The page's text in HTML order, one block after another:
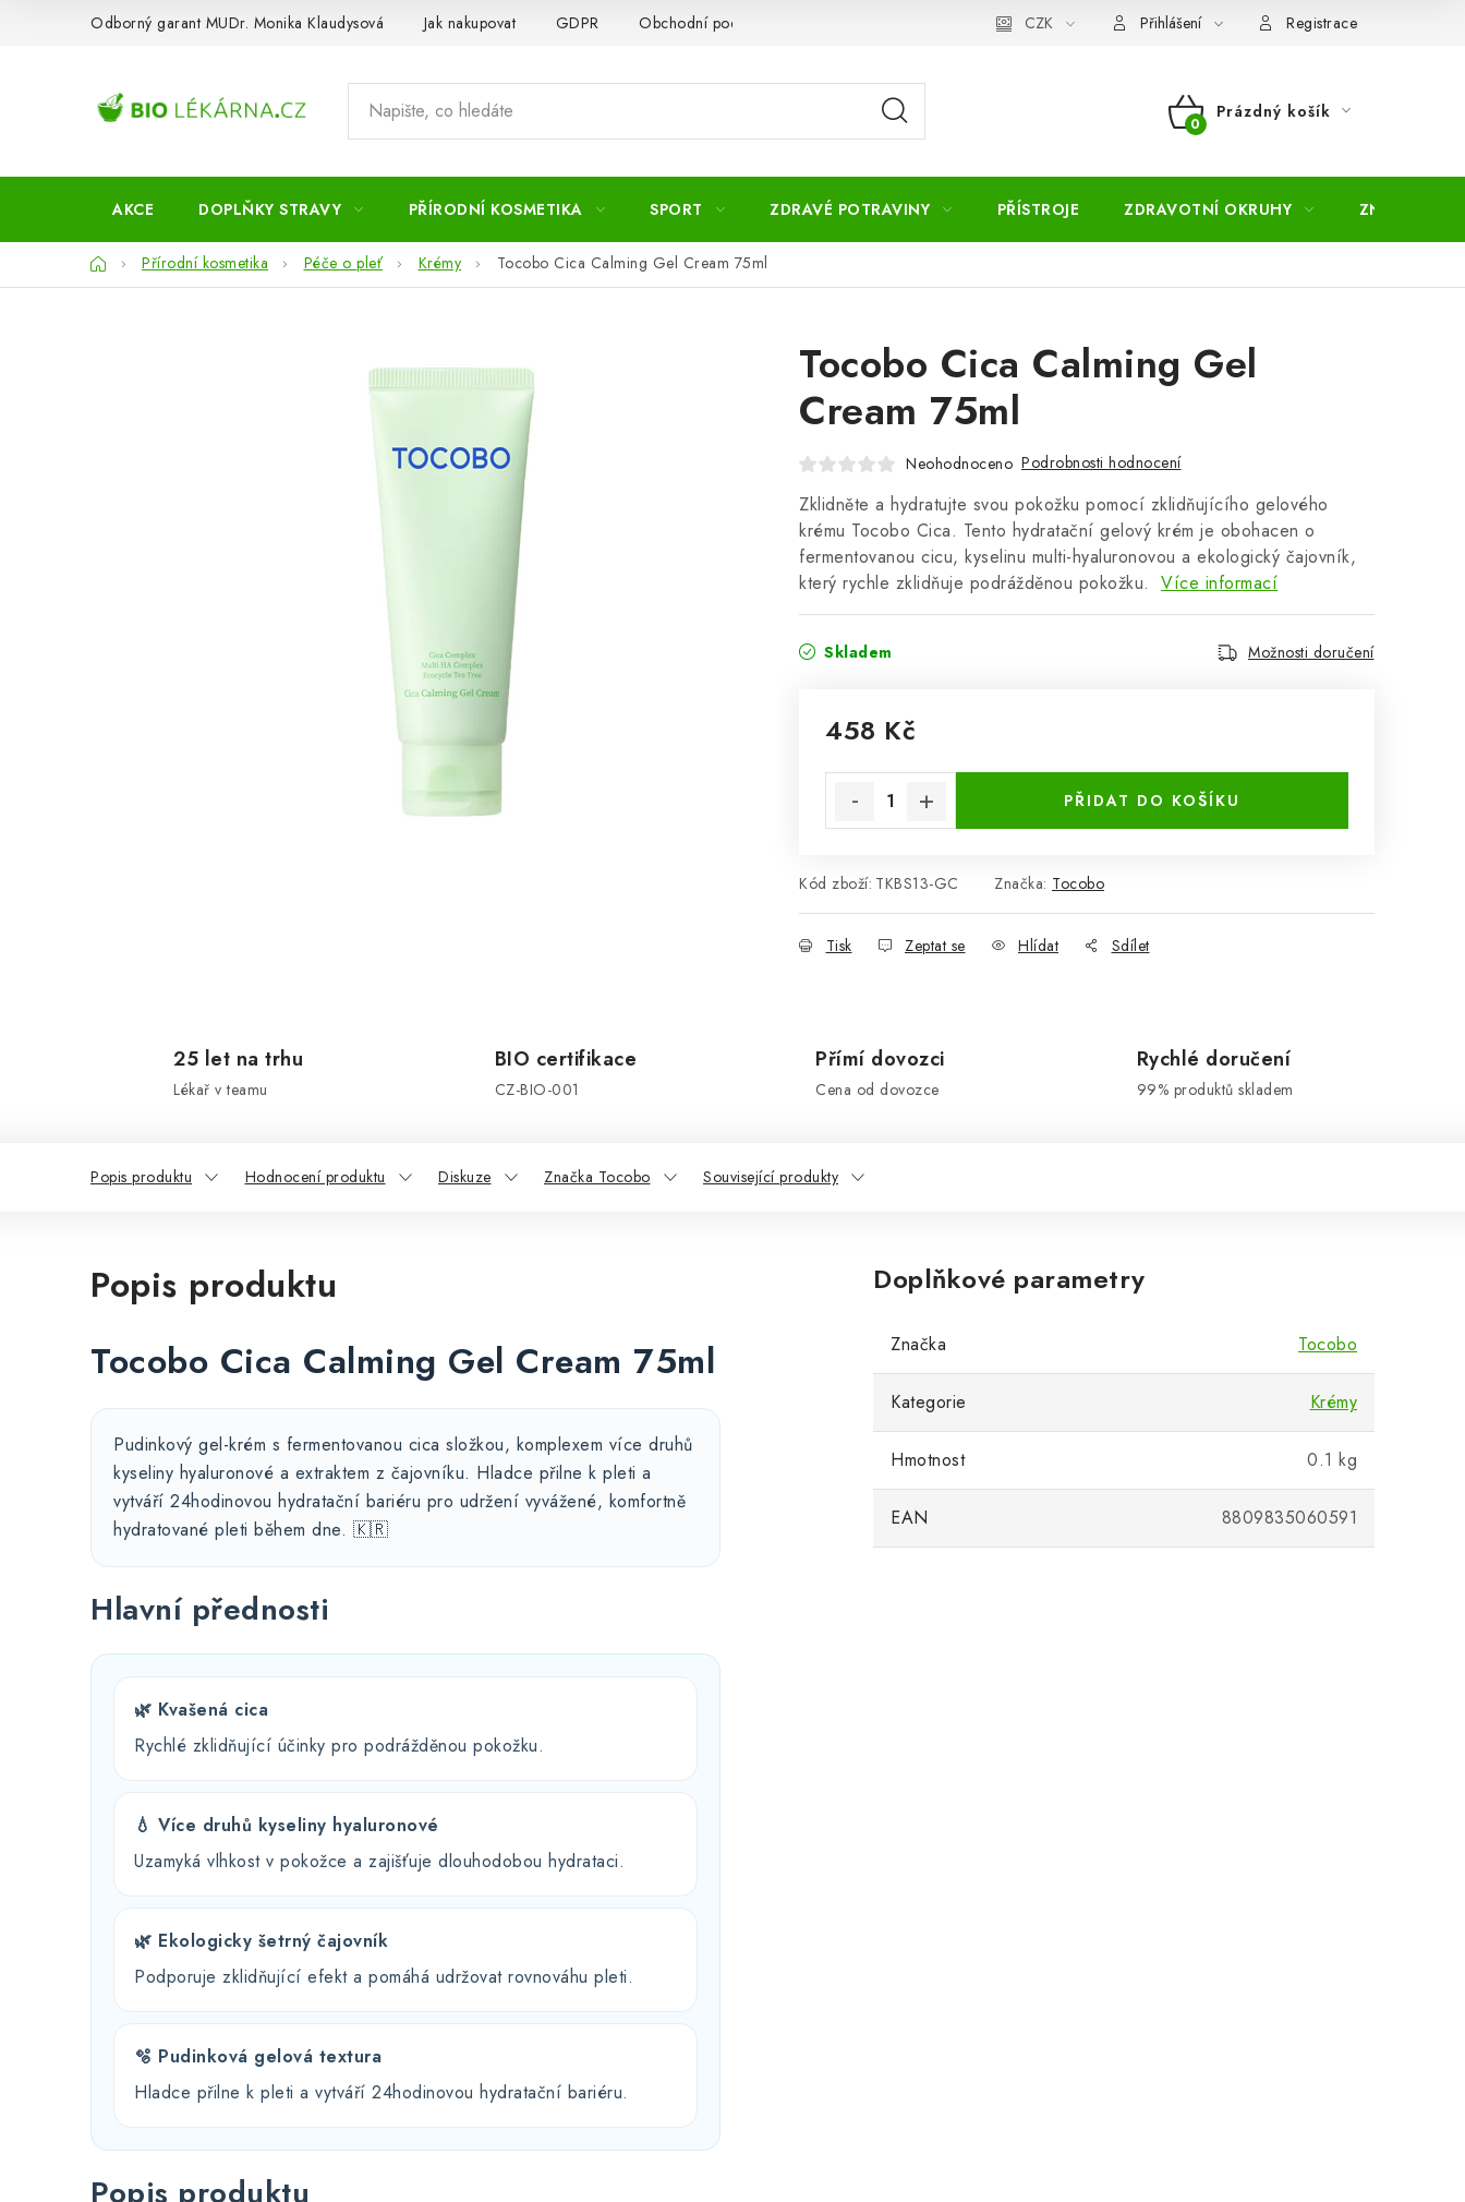
Odborný garant MUDr. Monika Klaudysová Jak nakupovat GDPR Obchodní podmínky Slovník pojmů Moje objednávka Mapa serveru
CZK Přihlášení Registrace
NÁKUPNÍ
Prázdný košík
AKCE DOPLŇKY STRAVY PŘÍRODNÍ KOSMETIKA SPORT ZDRAVÉ POTRAVINY PŘÍSTROJE ZDRAVOTNÍ OKRUHY ZNAČKY
DomůPřírodní kosmetika Péče o pleť Krémy Tocobo Cica Calming Gel Cream 75ml
Tocobo Cica Calming Gel
Cream 75ml
Neohodnoceno Podrobnosti hodnocení
Zklidněte a hydratujte svou pokožku pomocí zklidňujícího gelového
krému Tocobo Cica. Tento hydratační gelový krém je obohacen o
fermentovanou cicu, kyselinu multi-hyaluronovou a ekologický čajovník,
který rychle zklidňuje podrážděnou pokožku. Více informací
Skladem Možnosti doručení
458 Kč
PŘIDAT DO KOŠÍKU
Kód zboží: TKBS13-GC Značka: Tocobo
Tisk Zeptat se Hlídat Sdílet
25 let na trhu
Lékař v teamu
BIO certifikace
CZ-BIO-001
Přímí dovozci
Cena od dovozce
Rychlé doručení
99% produktů skladem
Popis produktu Hodnocení produktu Diskuze Značka Tocobo Související produkty
Popis produktu
Tocobo Cica Calming Gel Cream 75ml
Pudinkový gel-krém s fermentovanou cica složkou, komplexem více druhů
kyseliny hyaluronové a extraktem z čajovníku. Hladce přilne k pleti a
vytváří 24hodinovou hydratační bariéru pro udržení vyvážené, komfortně
hydratované pleti během dne. 🇰🇷
Hlavní přednosti
🌿 Kvašená cica
Rychlé zklidňující účinky pro podrážděnou pokožku.
💧 Více druhů kyseliny hyaluronové
Uzamyká vlhkost v pokožce a zajišťuje dlouhodobou hydrataci.
🌿 Ekologicky šetrný čajovník
Podporuje zklidňující efekt a pomáhá udržovat rovnováhu pleti.
🫧 Pudinková gelová textura
Hladce přilne k pleti a vytváří 24hodinovou hydratační bariéru.
Popis produktu
Doplňkové parametry
Značka Tocobo
Kategorie Krémy
Hmotnost 0.1 kg
EAN 8809835060591